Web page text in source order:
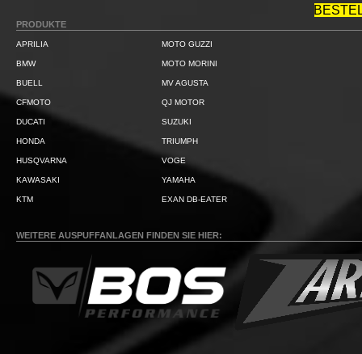
PRODUKTE
APRILIA
BMW
BUELL
CFMOTO
DUCATI
HONDA
HUSQVARNA
KAWASAKI
KTM
MOTO GUZZI
MOTO MORINI
MV AGUSTA
QJ MOTOR
SUZUKI
TRIUMPH
VOGE
YAMAHA
EXAN DB-EATER
WEITERE AUSPUFFANLAGEN FINDEN SIE HIER: